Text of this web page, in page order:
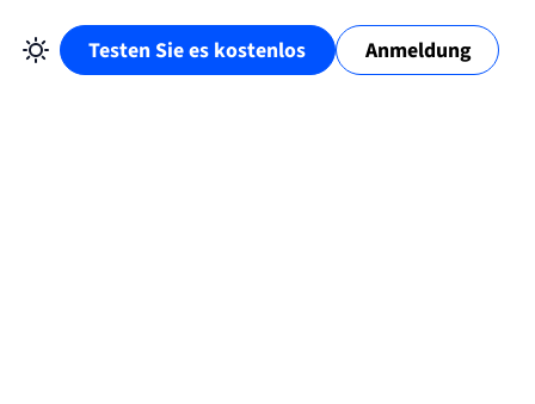
Testen Sie es kostenlos Anmeldung